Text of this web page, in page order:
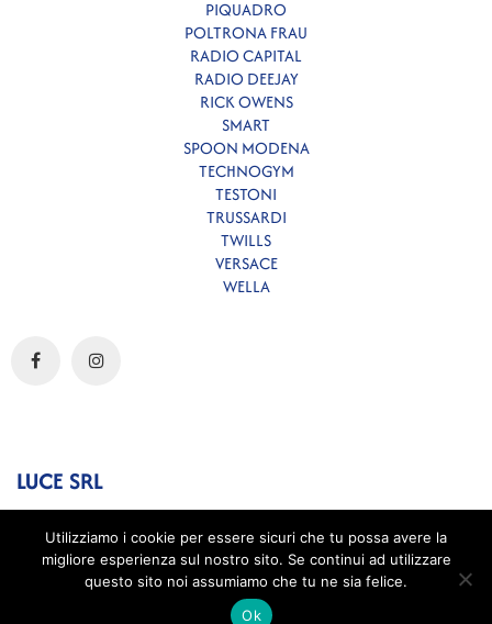
PIQUADRO
POLTRONA FRAU
RADIO CAPITAL
RADIO DEEJAY
RICK OWENS
SMART
SPOON MODENA
TECHNOGYM
TESTONI
TRUSSARDI
TWILLS
VERSACE
WELLA
LUCE SRL
Shopping bags & packaging - Strada degli Angariari, n 25 - Rovereta
di Falciano - 47891 - (RSM)
Utilizziamo i cookie per essere sicuri che tu possa avere la
migliore esperienza sul nostro sito. Se continui ad utilizzare
questo sito noi assumiamo che tu ne sia felice.
Ok